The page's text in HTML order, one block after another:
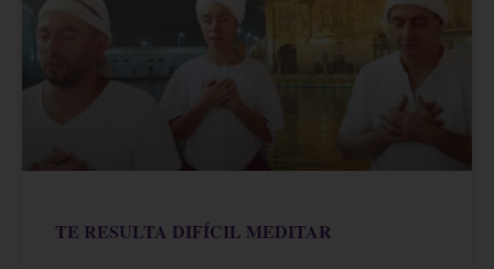
TE RESULTA DIFÍCIL MEDITAR